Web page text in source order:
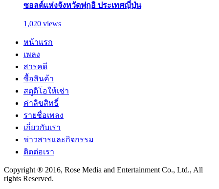
ซอลต์แห่งจังหวัดฟุกุอิ ประเทศญี่ปุ่น
1,020 views
หน้าแรก
เพลง
สารคดี
ซื้อสินค้า
สตูดิโอให้เช่า
ค่าลิขสิทธิ์
รายชื่อเพลง
เกี่ยวกับเรา
ข่าวสารและกิจกรรม
ติดต่อเรา
Copyright ® 2016, Rose Media and Entertainment Co., Ltd., All
rights Reserved.